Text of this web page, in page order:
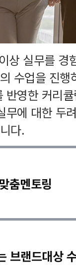
상 실무를 경
수업을 진
반영한 커리
무에 대한 두
다.
춤멘토링
브랜드대상